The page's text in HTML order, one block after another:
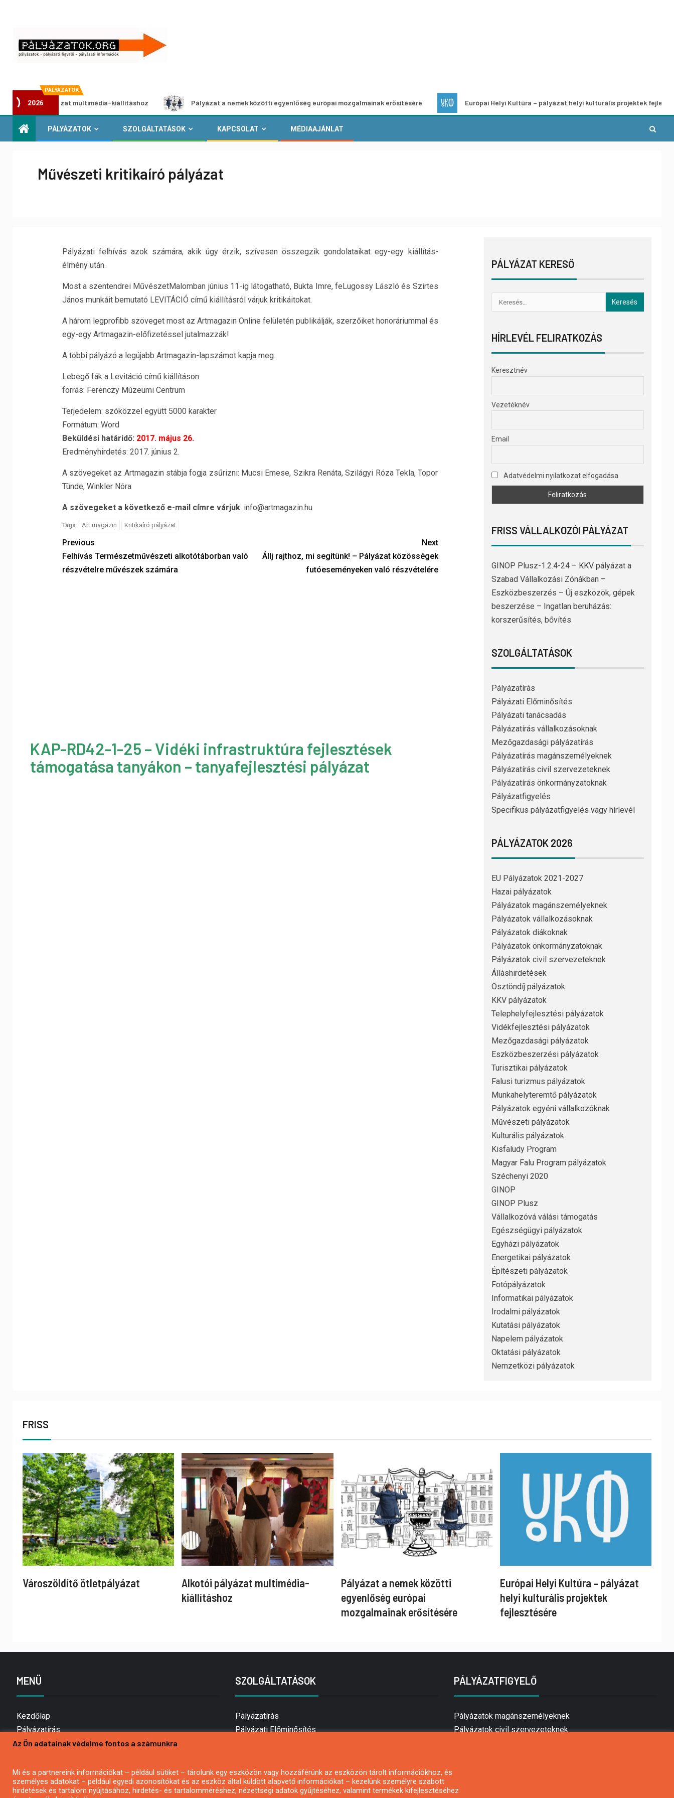
PÁLYÁZATOK
2026
pályázat multimédia-kiállításhoz Pályázat a nemek közötti egyenlőség európai mozgalmainak erősítésére Európai Helyi Kultúra – pályázat helyi kulturális projektek fejlesztésére
PÁLYÁZATOK SZOLGÁLTATÁSOK KAPCSOLAT MÉDIAAJÁNLAT
Művészeti kritikaíró pályázat
Pályázati felhívás azok számára, akik úgy érzik, szívesen összegzik gondolataikat egy-egy kiállítás-
élmény után.
Most a szentendrei MűvészetMalomban június 11-ig látogatható, Bukta Imre, feLugossy László és Szirtes
János munkáit bemutató LEVITÁCIÓ című kiállításról várjuk kritikáitokat.
A három legprofibb szöveget most az Artmagazin Online felületén publikálják, szerzőiket honoráriummal és
egy-egy Artmagazin-előfizetéssel jutalmazzák!
A többi pályázó a legújabb Artmagazin-lapszámot kapja meg.
Lebegő fák a Levitáció című kiállításon
forrás: Ferenczy Múzeumi Centrum
Terjedelem: szóközzel együtt 5000 karakter
Formátum: Word
Beküldési határidő: 2017. május 26.
Eredményhirdetés: 2017. június 2.
A szövegeket az Artmagazin stábja fogja zsűrizni: Mucsi Emese, Szikra Renáta, Szilágyi Róza Tekla, Topor
Tünde, Winkler Nóra
A szövegeket a következő e-mail címre várjuk: info@artmagazin.hu
Tags: Art magazin Kritikaíró pályázat
Previous
Felhívás Természetművészeti alkotótáborban való
részvételre művészek számára
Next
Állj rajthoz, mi segítünk! – Pályázat közösségek
futóeseményeken való részvételére
KAP-RD42-1-25 – Vidéki infrastruktúra fejlesztések
támogatása tanyákon – tanyafejlesztési pályázat
PÁLYÁZAT KERESŐ
HÍRLEVÉL FELIRATKOZÁS
Keresztnév
Vezetéknév
Email
Adatvédelmi nyilatkozat elfogadása
FRISS VÁLLALKOZÓI PÁLYÁZAT
GINOP Plusz-1.2.4-24 – KKV pályázat a
Szabad Vállalkozási Zónákban –
Eszközbeszerzés – Új eszközök, gépek
beszerzése – Ingatlan beruházás:
korszerűsítés, bővítés
SZOLGÁLTATÁSOK
Pályázatírás
Pályázati Előminősítés
Pályázati tanácsadás
Pályázatírás vállalkozásoknak
Mezőgazdasági pályázatírás
Pályázatírás magánszemélyeknek
Pályázatírás civil szervezeteknek
Pályázatírás önkormányzatoknak
Pályázatfigyelés
Specifikus pályázatfigyelés vagy hírlevél
PÁLYÁZATOK 2026
EU Pályázatok 2021-2027
Hazai pályázatok
Pályázatok magánszemélyeknek
Pályázatok vállalkozásoknak
Pályázatok diákoknak
Pályázatok önkormányzatoknak
Pályázatok civil szervezeteknek
Álláshirdetések
Ösztöndíj pályázatok
KKV pályázatok
Telephelyfejlesztési pályázatok
Vidékfejlesztési pályázatok
Mezőgazdasági pályázatok
Eszközbeszerzési pályázatok
Turisztikai pályázatok
Falusi turizmus pályázatok
Munkahelyteremtő pályázatok
Pályázatok egyéni vállalkozóknak
Művészeti pályázatok
Kulturális pályázatok
Kisfaludy Program
Magyar Falu Program pályázatok
Széchenyi 2020
GINOP
GINOP Plusz
Vállalkozóvá válási támogatás
Egészségügyi pályázatok
Egyházi pályázatok
Energetikai pályázatok
Építészeti pályázatok
Fotópályázatok
Informatikai pályázatok
Irodalmi pályázatok
Kutatási pályázatok
Napelem pályázatok
Oktatási pályázatok
Nemzetközi pályázatok
FRISS
Városzöldítő ötletpályázat
Alkotói pályázat multimédia-
kiállításhoz
Pályázat a nemek közötti
egyenlőség európai
mozgalmainak erősítésére
Európai Helyi Kultúra – pályázat
helyi kulturális projektek
fejlesztésére
MENÜ
Kezdőlap
Pályázatírás
Bemutatkozás
Hírlevél feliratkozás
Impresszum
SZOLGÁLTATÁSOK
Pályázatírás
Pályázati Előminősítés
Mezőgazdasági pályázatírás
Pályázatírás magánszemélyeknek
PÁLYÁZATFIGYELŐ
Pályázatok magánszemélyeknek
Pályázatok civil szervezeteknek
Az Ön adatainak védelme fontos a számunkra
Mi és a partnereink információkat – például sütiket – tárolunk egy eszközön vagy hozzáférünk az eszközön tárolt információkhoz, és
személyes adatokat – például egyedi azonosítókat és az eszköz által küldött alapvető információkat – kezelünk személyre szabott
hirdetések és tartalom nyújtásához, hirdetés- és tartalomméréshez, nézettségi adatok gyűjtéséhez, valamint termékek kifejlesztéséhez